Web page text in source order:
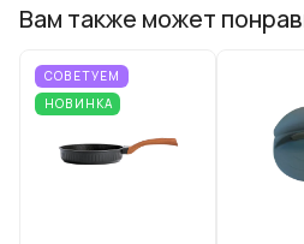
Вам также может
СОВЕТУЕМ
НОВИНКА